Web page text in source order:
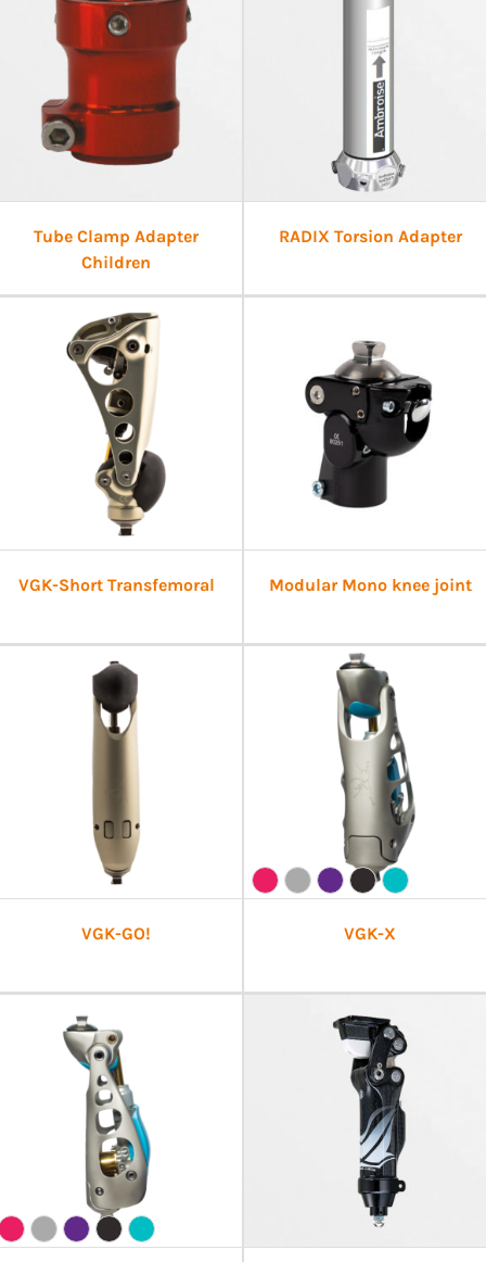
Tube Clamp Adapter
Children
RADIX Torsion Adapter
VGK-Short Transfemoral Modular Mono knee joint
VGK-GO! VGK-X